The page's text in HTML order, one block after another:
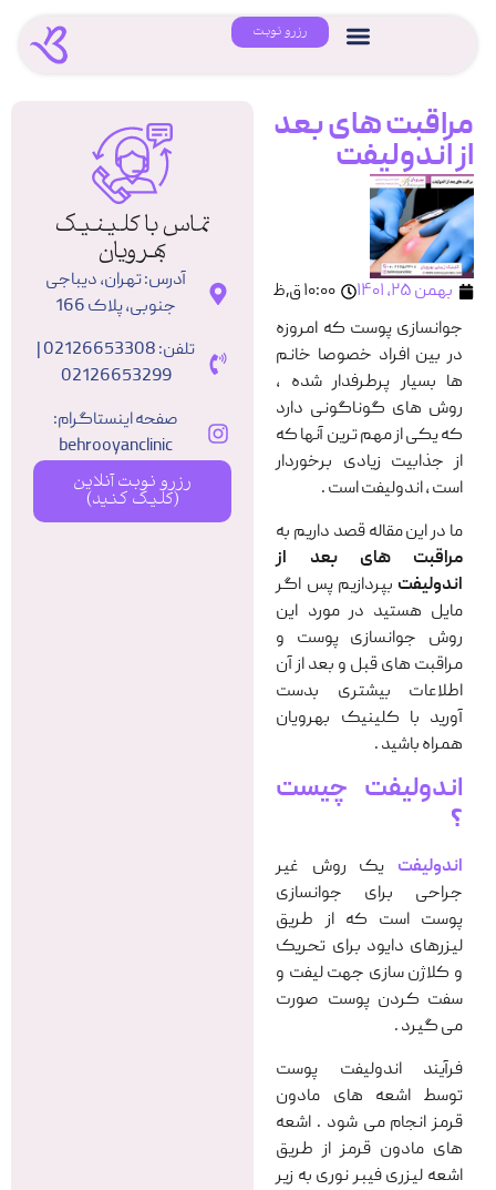
رزرو نوبت
مراقبت های بعد
از اندولیفت
بهمن ۲۵, ۱۴۰۱
۱۰:۰۰ ق٫ظ
جوانسازی پوست که امروزه
در بین افراد خصوصا خانم
ها بسیار پرطرفدار شده ،
روش های گوناگونی دارد
که یکی از مهم ترین آنها که
از جذابیت زیادی برخوردار
است ، اندولیفت است .
ما در این مقاله قصد داریم به
مراقبت های بعد از
اندولیفت بپردازیم پس اگر
مایل هستید در مورد این
روش جوانسازی پوست و
مراقبت های قبل و بعد از آن
اطلاعات بیشتری بدست
آورید با کلینیک بهرویان
همراه باشید .
اندولیفت چیست
؟
اندولیفت یک روش غیر
جراحی برای جوانسازی
پوست است که از طریق
لیزرهای دایود برای تحریک
و کلاژن سازی جهت لیفت و
سفت کردن پوست صورت
می گیرد .
فرآیند اندولیفت پوست
توسط اشعه های مادون
قرمز انجام می شود . اشعه
های مادون قرمز از طریق
اشعه لیزری فیبر نوری به زیر
تماس با کلینیک
بهرویان
آدرس: تهران، دیباجی
جنوبی، پلاک 166
02126653299
صفحه اینستاگرام:
behrooyanclinic
رزرو نوبت آنلاین
(کلیک کنید)